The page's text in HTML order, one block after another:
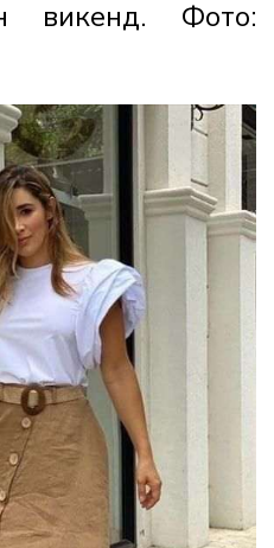
викенд. Фото: